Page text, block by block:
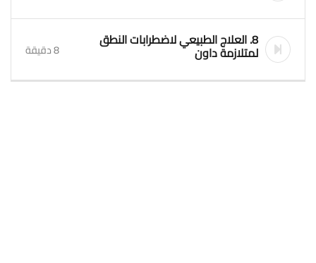
8. العلاج الطبيعي لاضطرابات النطق
لمتلازمة داون 8 دقيقة